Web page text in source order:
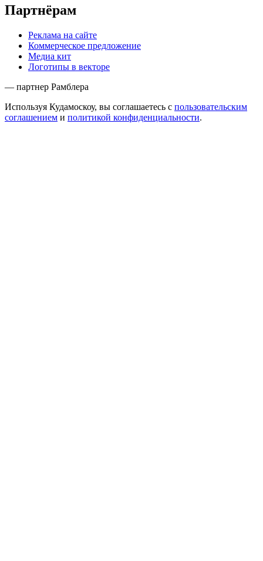
Партнёрам
Реклама на сайте
Коммерческое предложение
Медиа кит
Логотипы в векторе
— партнер Рамблера
Используя Кудамоскоу, вы соглашаетесь с пользовательским
соглашением и политикой конфиденциальности.